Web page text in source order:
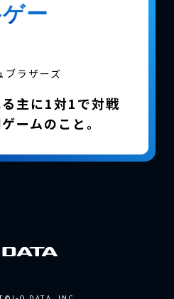
ー
ブラザーズ
主に1対1で対戦
ームのこと。